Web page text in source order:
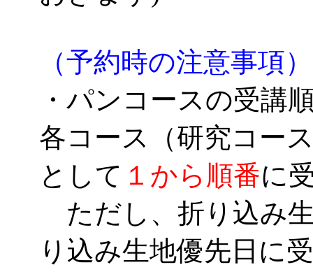
（予約時の注意事項）
・パンコースの受講
各コース（研究コー
として １から順番に
ただし、折り込み
り込み生地優先日に